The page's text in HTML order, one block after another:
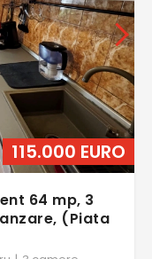
115.000 EURO
64 mp, 3
(Piata